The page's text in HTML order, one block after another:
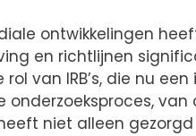
ontwikkelingen
en richtlijnen
van IRB’s, die nu
onderzoeksproces,
niet alleen